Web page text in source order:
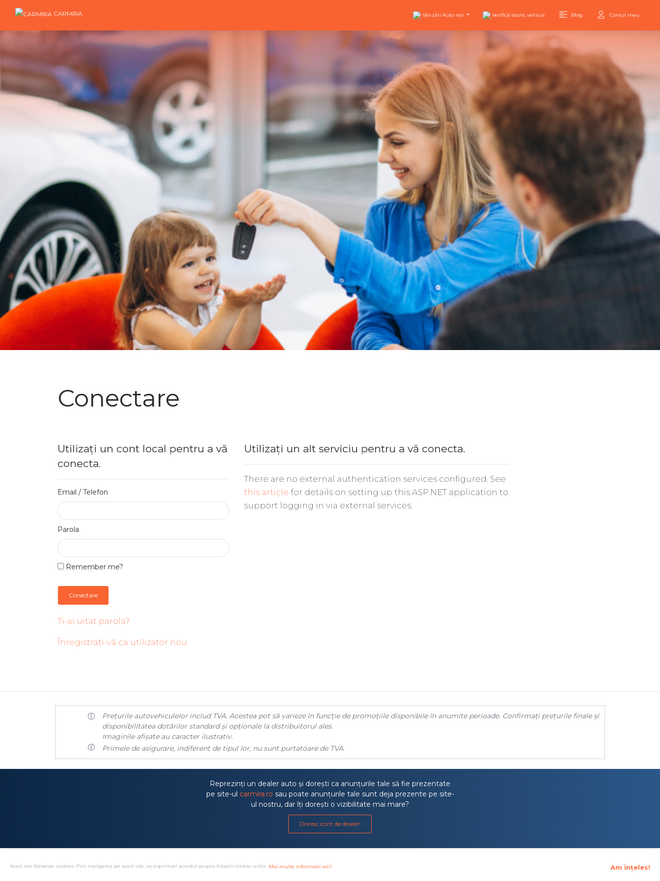
CARMIRA Vânzări Auto noi Verifică istoric vehicul Blog Contul meu
Acest site foloseste cookies. Prin navigarea pe acest site, va exprimati acordul asupra folosirii cookie-urilor. Mai multe informatii aici! Am înțeles!
Conectare
Utilizați un cont local pentru a vă
conecta.
Email / Telefon
Parola
Remember me?
Conectare
Ti-ai uitat parola?
Înregistrați-vă ca utilizator nou
Utilizați un alt serviciu pentru a vă conecta.
There are no external authentication services configured. See
this article for details on setting up this ASP.NET application to
support logging in via external services.
Prețurile autovehiculelor includ TVA. Acestea pot să varieze în funcție de promoțiile disponibile în anumite perioade. Confirmați prețurile finale și
disponibilitatea dotărilor standard și opționale la distribuitorul ales.
Imaginile afișate au caracter ilustrativ.
Primele de asigurare, indiferent de tipul lor, nu sunt purtatoare de TVA.
Reprezinți un dealer auto și dorești ca anunțurile tale să fie prezentate
pe site-ul carmira.ro sau poate anunțurile tale sunt deja prezente pe site-
ul nostru, dar îți dorești o vizibilitate mai mare?
Doresc cont de dealer!